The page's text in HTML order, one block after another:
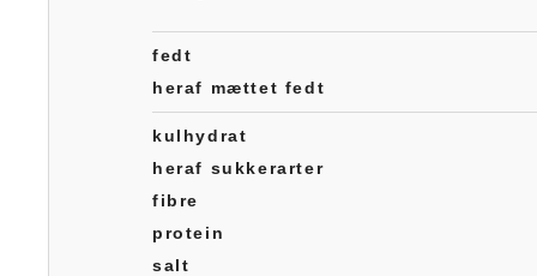
fedt
heraf mættet fedt
kulhydrat
heraf sukkerarter
fibre
protein
salt